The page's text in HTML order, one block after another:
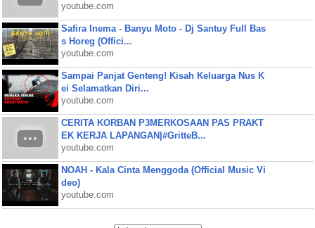
youtube.com
Safira Inema - Banyu Moto - Dj Santuy Full Bas
s Horeg (Offici...
youtube.com
Sampai Panjat Genteng! Kisah Keluarga Nus K
ei Selamatkan Diri...
youtube.com
CERITA KORBAN P3MERKOSAAN PAS PRAKT
EK KERJA LAPANGAN|#GritteB...
youtube.com
NOAH - Kala Cinta Menggoda (Official Music Vi
deo)
youtube.com